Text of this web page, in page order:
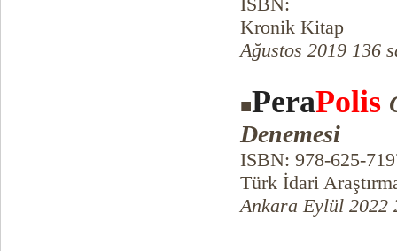
Kronik Kitap
Ağustos 2019 136
■PeraPolis
Denemesi
ISBN: 978-625-
Türk İdari
Ankara Eylül 2022